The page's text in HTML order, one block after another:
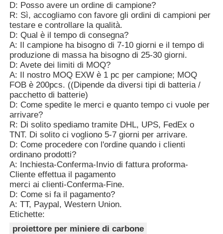
D: Posso avere un ordine di campione?
R: Sì, accogliamo con favore gli ordini di campioni per
testare e controllare la qualità.
D: Qual è il tempo di consegna?
A: Il campione ha bisogno di 7-10 giorni e il tempo di
produzione di massa ha bisogno di 25-30 giorni.
D: Avete dei limiti di MOQ?
A: Il nostro MOQ EXW è 1 pc per campione; MOQ
FOB è 200pcs. ((Dipende da diversi tipi di batteria /
pacchetto di batterie)
D: Come spedite le merci e quanto tempo ci vuole per
arrivare?
R: Di solito spediamo tramite DHL, UPS, FedEx o
TNT. Di solito ci vogliono 5-7 giorni per arrivare.
D: Come procedere con l'ordine quando i clienti
ordinano prodotti?
A: Inchiesta-Conferma-Invio di fattura proforma-
Cliente effettua il pagamento
merci ai clienti-Conferma-Fine.
D: Come si fa il pagamento?
A: TT, Paypal, Western Union.
Etichette:
proiettore per miniere di carbone